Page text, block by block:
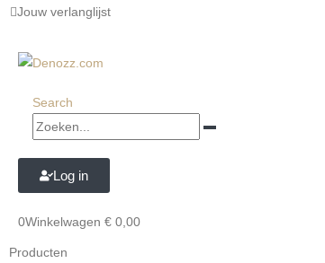
Jouw verlanglijst
Search
Log in
0Winkelwagen € 0,00
Producten